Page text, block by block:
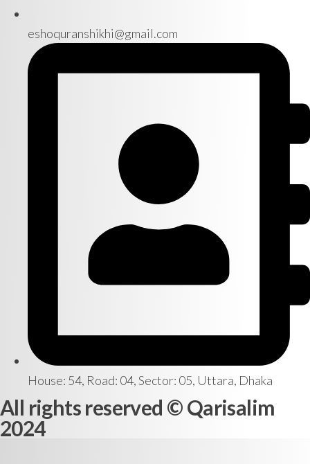
eshoquranshikhi@gmail.com
House: 54, Road: 04, Sector: 05, Uttara, Dhaka
All rights reserved © Qarisalim
2024